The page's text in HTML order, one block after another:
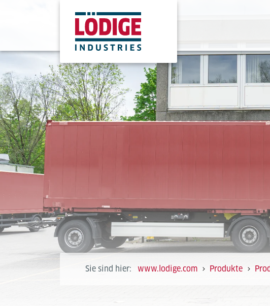
Sie sind hier: www.lodige.com Produkte